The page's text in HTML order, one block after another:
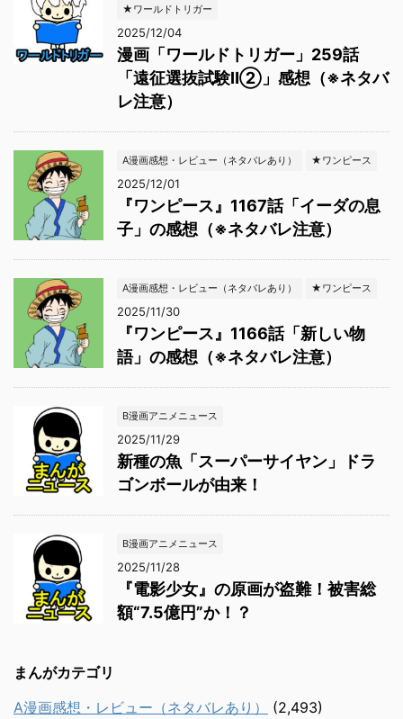
★ワールドトリガー
2025/12/04
漫画「ワールドトリガー」259話
「遠征選抜試験Ⅱ②」感想（※ネタバ
レ注意）
A漫画感想・レビュー（ネタバレあり） ★ワンピース
2025/12/01
『ワンピース』1167話「イーダの息
子」の感想（※ネタバレ注意）
A漫画感想・レビュー（ネタバレあり） ★ワンピース
2025/11/30
『ワンピース』1166話「新しい物
語」の感想（※ネタバレ注意）
B漫画アニメニュース
2025/11/29
新種の魚「スーパーサイヤン」ドラ
ゴンボールが由来！
B漫画アニメニュース
2025/11/28
『電影少女』の原画が盗難！被害総
額“7.5億円”か！？
まんがカテゴリ
A漫画感想・レビュー（ネタバレあり）
(2,493)